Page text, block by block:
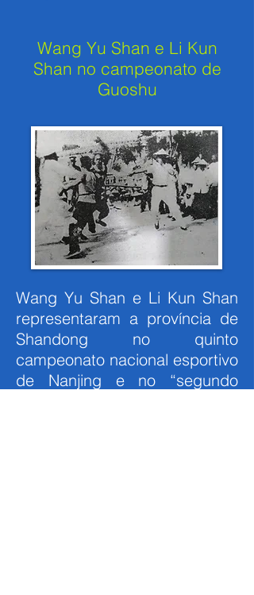
Wang Yu Shan e Li Kun
Shan no campeonato de
Guoshu
Wang Yu Shan e Li Kun Shan
representaram a província de
Shandong no quinto
campeonato nacional esportivo
de Nanjing e no “segundo